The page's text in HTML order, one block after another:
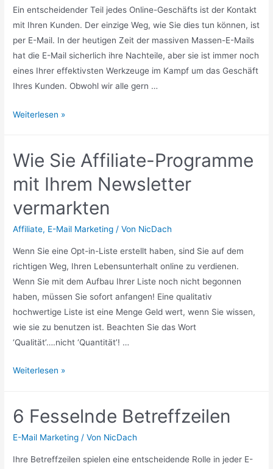
Ein entscheidender Teil jedes Online-Geschäfts ist der Kontakt
mit Ihren Kunden. Der einzige Weg, wie Sie dies tun können, ist
per E-Mail. In der heutigen Zeit der massiven Massen-E-Mails
hat die E-Mail sicherlich ihre Nachteile, aber sie ist immer noch
eines Ihrer effektivsten Werkzeuge im Kampf um das Geschäft
Ihres Kunden. Obwohl wir alle gern …
E-
Grundlagen
Weiterlesen »
Wie Sie Affiliate-Programme
mit Ihrem Newsletter
vermarkten
Affiliate, E-Mail Marketing / Von NicDach
Wenn Sie eine Opt-in-Liste erstellt haben, sind Sie auf dem
richtigen Weg, Ihren Lebensunterhalt online zu verdienen.
Wenn Sie mit dem Aufbau Ihrer Liste noch nicht begonnen
haben, müssen Sie sofort anfangen! Eine qualitativ
hochwertige Liste ist eine Menge Geld wert, wenn Sie wissen,
wie sie zu benutzen ist. Beachten Sie das Wort
‘Qualität’….nicht ‘Quantität’! …
Wie
Programme
Newsletter
Weiterlesen »
6 Fesselnde Betreffzeilen
E-Mail Marketing / Von NicDach
Ihre Betreffzeilen spielen eine entscheidende Rolle in jeder E-